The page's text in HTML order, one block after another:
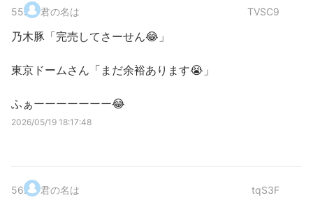
55. 君の名は TVSC9
乃木豚「完売してさーせん😂」
東京ドームさん「まだ余裕あります😭」
ふぁーーーーーーー😂
2026/05/19 18:17:48
56. 君の名は tqS3F